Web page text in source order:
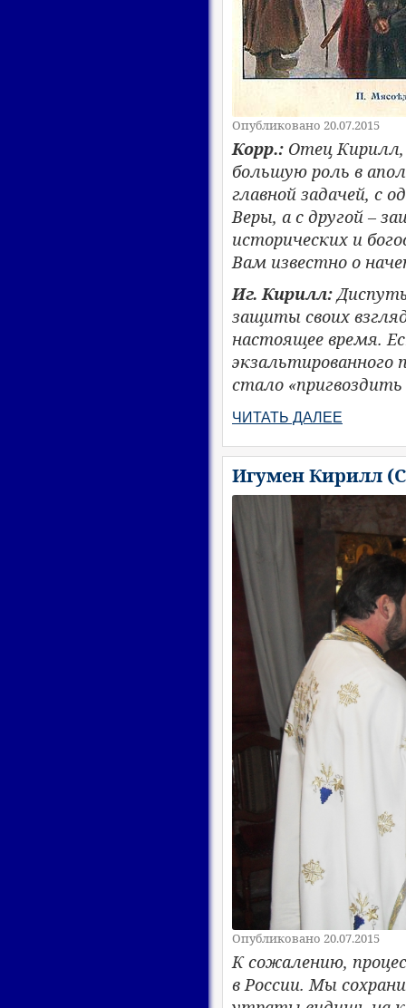
Опубликовано 20.07.2015
Корр.: Отец Кирилл,
большую роль в
главной задачей, с
Веры, а с другой –
исторических и
Вам известно о
Иг. Кирилл:
защиты своих
настоящее время.
экзальтированного
стало
ЧИТАТЬ ДАЛЕЕ
Игумен Кирилл
Опубликовано 20.07.2015
​К сожалению,
в России. Мы